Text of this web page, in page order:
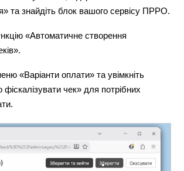
та знайдіть блок вашого сервісу ПРРО.
«Автоматичне створення
«Варіанти оплати» та увімкніть
чек» для потрібних